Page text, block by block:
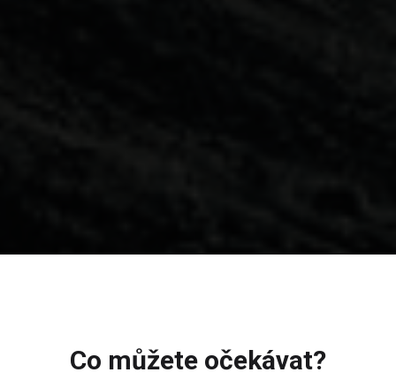
Co můžete očekávat?